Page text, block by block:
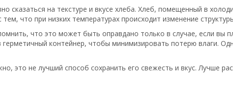
сказаться на текстуре и вкусе хлеба. Хлеб, помещенный в
что при низких температурах происходит изменение
что это может быть оправдано только в случае, если вы
герметичный контейнер, чтобы минимизировать потерю влаги.
это не лучший способ сохранить его свежесть и вкус. Лучше